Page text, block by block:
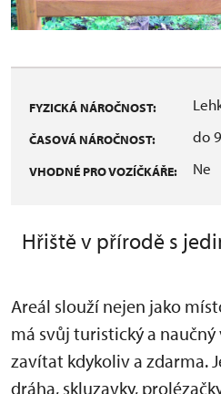
FYZICKÁ NÁROČNOST:
ČASOVÁ NÁROČNOST: do
VHODNÉ PRO VOZÍČKÁŘE: Ne
Hřiště v přírodě s
Areál slouží nejen jako
má svůj turistický a
zavítat kdykoliv a zdarma.
dráha, skluzavky,